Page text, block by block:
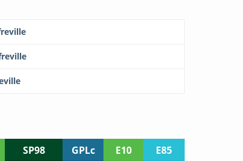
SP98 GPLc E10
E85